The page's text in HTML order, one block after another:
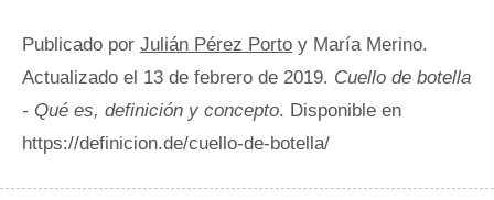
Publicado por Julián Pérez Porto y María Merino.
Actualizado el 13 de febrero de 2019. Cuello de botella
- Qué es, definición y concepto. Disponible en
https://definicion.de/cuello-de-botella/